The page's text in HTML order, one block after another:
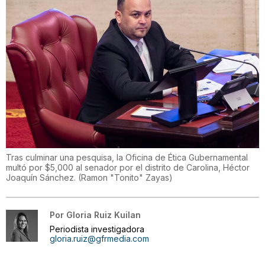
Tras culminar una pesquisa, la Oficina de Ética Gubernamental
multó por $5,000 al senador por el distrito de Carolina, Héctor
Joaquín Sánchez. (Ramon "Tonito" Zayas)
Por Gloria Ruiz Kuilan
Periodista investigadora
gloria.ruiz@gfrmedia.com